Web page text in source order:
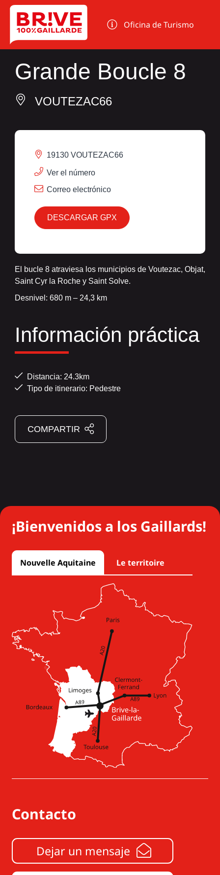
Panel de gestión de cookies
Oficina de Turismo
Grande Boucle 8
VOUTEZAC66
19130 VOUTEZAC66
Ver el número
Correo electrónico
DESCARGAR GPX
El bucle 8 atraviesa los municipios de Voutezac, Objat,
Saint Cyr la Roche y Saint Solve.
Desnivel: 680 m – 24,3 km
Información práctica
Distancia: 24.3km
Tipo de itinerario: Pedestre
COMPARTIR
¡Bienvenidos a los Gaillards!
Nouvelle Aquitaine Le territoire
Contacto
Dejar un mensaje